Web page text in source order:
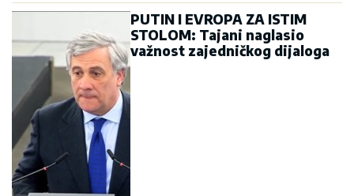
PUTIN I EVROPA ZA ISTIM
STOLOM: Tajani naglasio
važnost zajedničkog dijaloga